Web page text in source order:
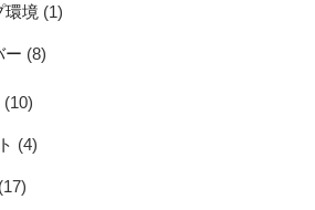
環境 (1)
ー (8)
(10)
(4)
(17)